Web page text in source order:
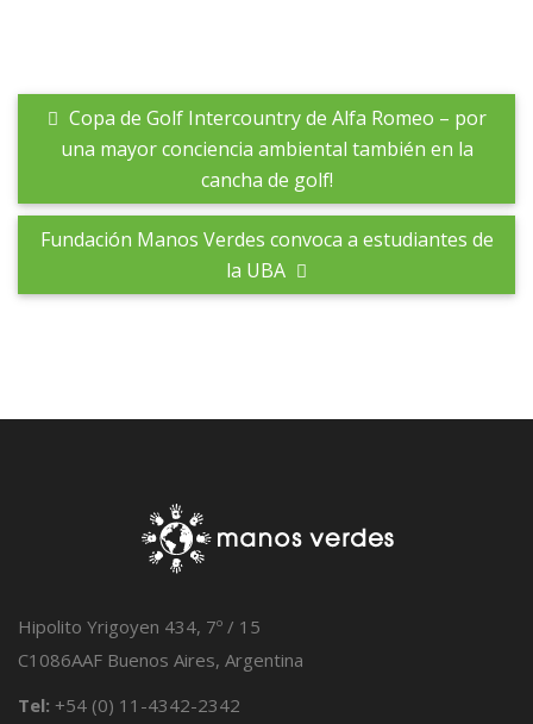
Copa de Golf Intercountry de Alfa Romeo – por
una mayor conciencia ambiental también en la
cancha de golf!
Fundación Manos Verdes convoca a estudiantes de
la UBA
Hipolito Yrigoyen 434, 7º / 15
C1086AAF Buenos Aires, Argentina
Tel: +54 (0) 11-4342-2342